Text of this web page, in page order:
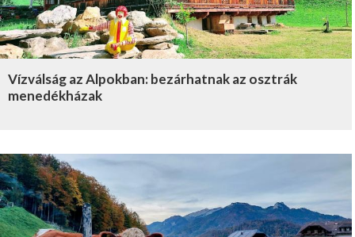
Vízválság az Alpokban: bezárhatnak az osztrák
menedékházak